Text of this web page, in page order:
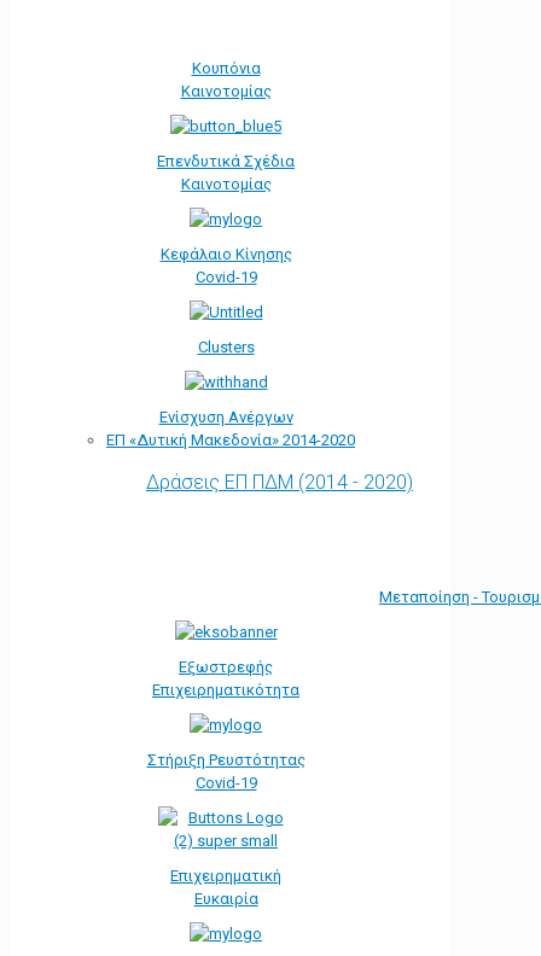
Κουπόνια
Καινοτομίας
Επενδυτικά Σχέδια
Καινοτομίας
Κεφάλαιο Κίνησης
Covid-19
Clusters
Ενίσχυση Ανέργων
ΕΠ «Δυτική Μακεδονία» 2014-2020
Δράσεις ΕΠ ΠΔΜ (2014 - 2020)
Μεταποίηση -
Εξωστρεφής
Επιχειρηματικότητα
Στήριξη Ρευστότητας
Covid-19
Επιχειρηματική
Ευκαιρία